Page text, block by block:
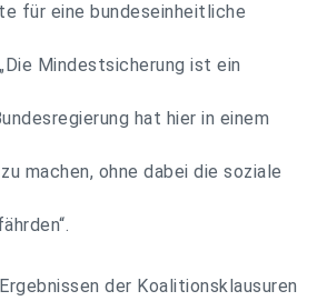
für eine bundeseinheitliche
Mindestsicherung ist ein
hat hier in einem
machen, ohne dabei die soziale
der Koalitionsklausuren